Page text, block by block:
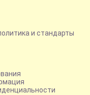
и стандарты